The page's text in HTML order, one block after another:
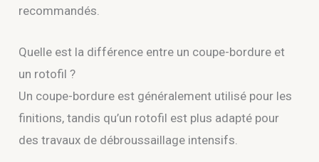
recommandés.
Quelle est la différence entre un coupe-bordure et
un rotofil ?
Un coupe-bordure est généralement utilisé pour les
finitions, tandis qu’un rotofil est plus adapté pour
des travaux de débroussaillage intensifs.